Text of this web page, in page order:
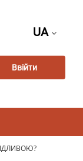
UA
Ввійти